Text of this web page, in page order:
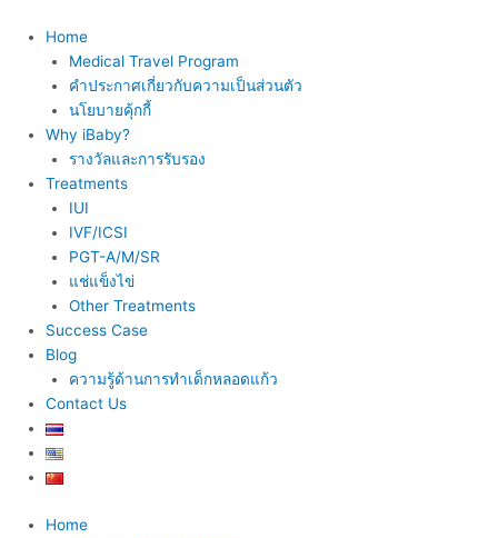
content
Home
Medical Travel Program
คำประกาศเกี่ยวกับความเป็นส่วนตัว
นโยบายคุ้กกี้
Why iBaby?
รางวัลและการรับรอง
Treatments
IUI
IVF/ICSI
PGT-A/M/SR
แช่แข็งไข่
Other Treatments
Success Case
Blog
ความรู้ด้านการทำเด็กหลอดแก้ว
Contact Us
Home